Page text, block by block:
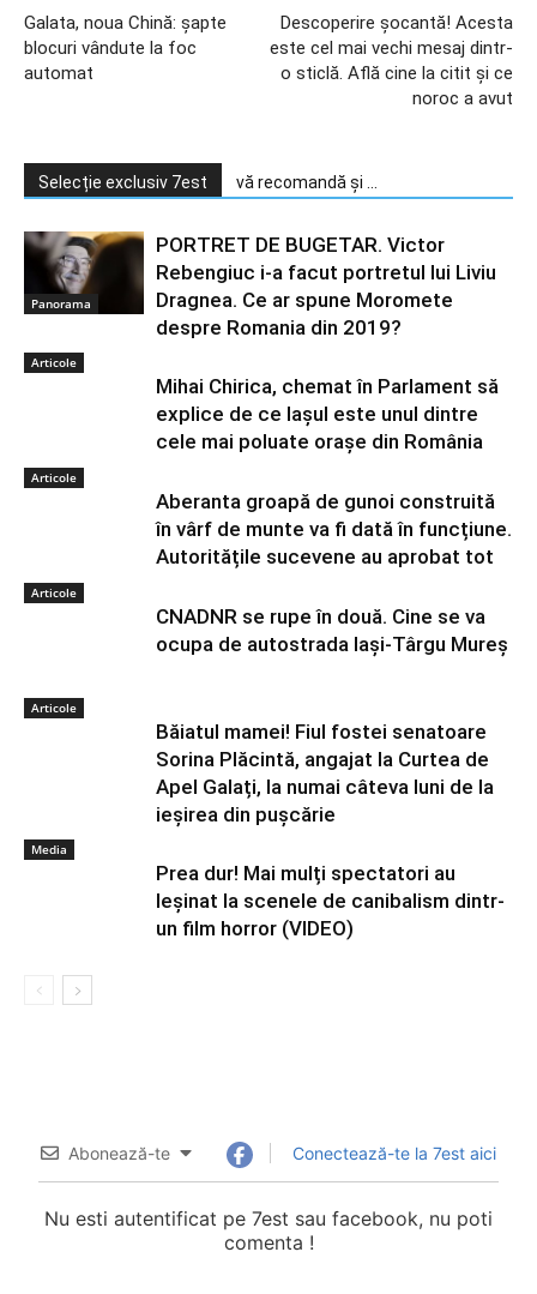
Galata, noua Chină: șapte
blocuri vândute la foc
automat
Descoperire șocantă! Acesta
este cel mai vechi mesaj dintr-
o sticlă. Află cine la citit și ce
noroc a avut
Selecție exclusiv 7est vă recomandă și ...
Panorama
PORTRET DE BUGETAR. Victor
Rebengiuc i-a facut portretul lui Liviu
Dragnea. Ce ar spune Moromete
despre Romania din 2019?
Articole
Mihai Chirica, chemat în Parlament să
explice de ce Iașul este unul dintre
cele mai poluate orașe din România
Articole
Aberanta groapă de gunoi construită
în vârf de munte va fi dată în funcțiune.
Autoritățile sucevene au aprobat tot
Articole
CNADNR se rupe în două. Cine se va
ocupa de autostrada Iași-Târgu Mureș
Articole
Băiatul mamei! Fiul fostei senatoare
Sorina Plăcintă, angajat la Curtea de
Apel Galați, la numai câteva luni de la
ieșirea din pușcărie
Media
Prea dur! Mai mulți spectatori au
leșinat la scenele de canibalism dintr-
un film horror (VIDEO)
Abonează-te Conectează-te la 7est aici
Nu esti autentificat pe 7est sau facebook, nu poti
comenta !